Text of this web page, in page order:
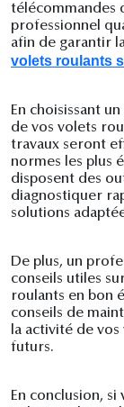
télécommandes
professionnel
afin de garantir
volets roulants
En choisissant
de vos volets
travaux seront
normes les plus
disposent des
diagnostiquer
solutions
De plus, un
conseils utiles
roulants en bon
conseils de
la activité de
futurs.
En conclusion,